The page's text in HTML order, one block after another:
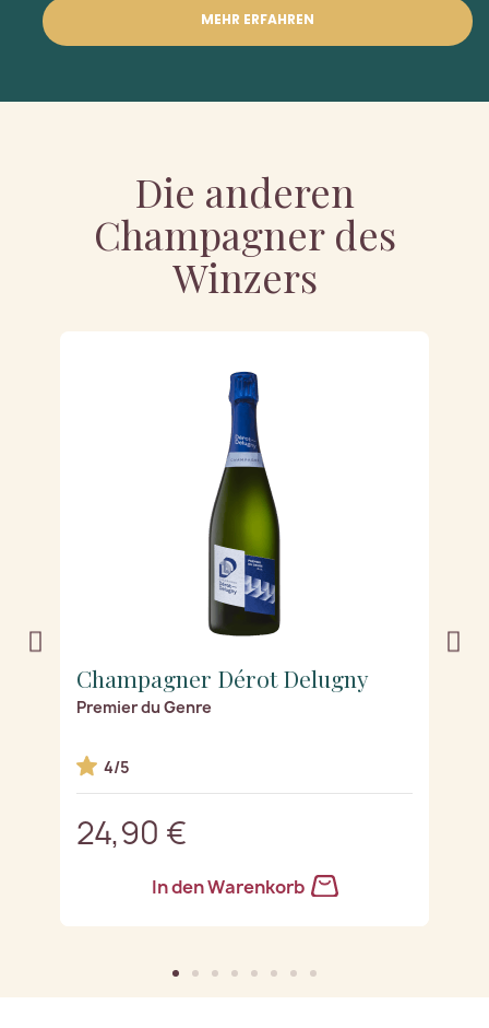
MEHR ERFAHREN
Die anderen
Champagner des
Winzers
Champagner Dérot Delugny
Premier du Genre
4/5
24,90 €
In den Warenkorb